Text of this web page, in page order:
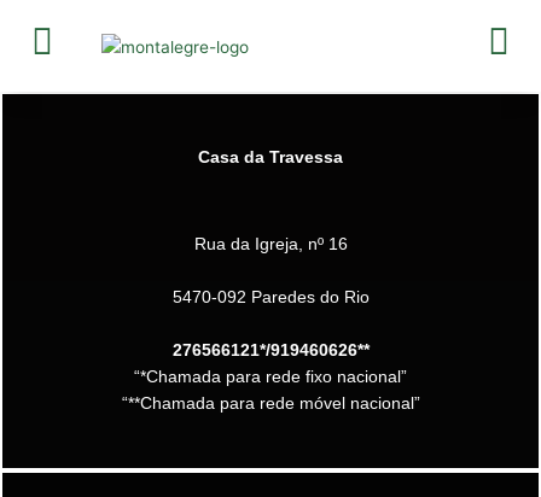
Casa da Travessa
Rua da Igreja, nº 16
5470-092 Paredes do Rio
276566121*/919460626**
“*Chamada para rede fixo nacional”
“**Chamada para rede móvel nacional”